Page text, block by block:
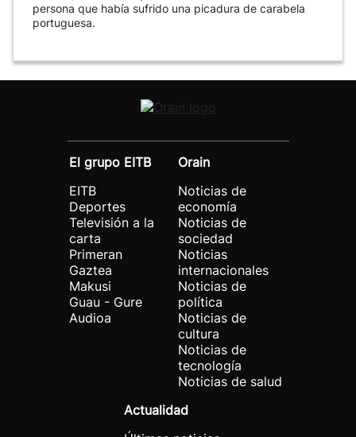
persona que había sufrido una picadura de carabela
portuguesa.
El grupo EITB
EITB
Deportes
Televisión a la
carta
Primeran
Gaztea
Makusi
Guau - Gure
Audioa
Orain
Noticias de
economía
Noticias de
sociedad
Noticias
internacionales
Noticias de
política
Noticias de
cultura
Noticias de
tecnología
Noticias de salud
Actualidad